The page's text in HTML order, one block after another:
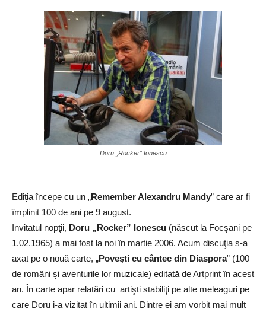
Doru „Rocker” Ionescu
Ediţia începe cu un „Remember Alexandru Mandy” care ar fi
împlinit 100 de ani pe 9 august.
Invitatul nopţii, Doru „Rocker” Ionescu (născut la Focşani pe
1.02.1965) a mai fost la noi în martie 2006. Acum discuţia s-a
axat pe o nouă carte, „Poveşti cu cântec din Diaspora” (100
de români şi aventurile lor muzicale) editată de Artprint în acest
an. În carte apar relatări cu artişti stabiliţi pe alte meleaguri pe
care Doru i-a vizitat în ultimii ani. Dintre ei am vorbit mai mult